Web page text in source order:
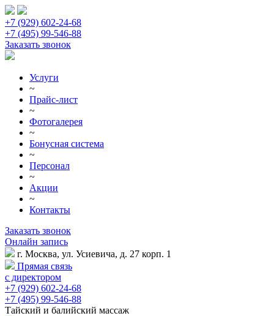
+7 (929) 602-24-68
+7 (495) 99-546-88
Заказать звонок
Услуги
~
Прайс-лист
~
Фотогалерея
~
Бонусная система
~
Персонал
~
Акции
~
Контакты
Заказать звонок
Онлайн запись
г. Москва, ул. Усиевича, д. 27 корп. 1
Прямая связь
с директором
+7 (929) 602-24-68
+7 (495) 99-546-88
Тайский и балийский массаж